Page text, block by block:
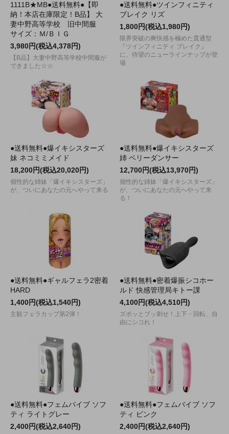
1111B★MB●送料無料●【即
納！本店在庫限定！B品】 大
妻中野高等学校 旧中間服
サイズ：Ｍ/ＢＩＧ
3,980円(税込4,378円)
【B品】大妻中野高等学校中間服が
できました☆☆
●送料無料●ツインフィニティ
ブレイク リズ
1,800円(税込1,980円)
限界突破の爽快感を極めた貫通型
『ツインフィニティ ブレイク』
に、待望のニューラインナップが登
場
●送料無料●爆イキシスターズ
妹 ネコミミメイド
18,200円(税込20,020円)
個性的な姉妹「爆イキシスターズ」
が、ついにあなたの元へやって来る
●送料無料●爆イキシスターズ
姉 ベリーダンサー
12,700円(税込13,970円)
個性的な姉妹「爆イキシスターズ」
が、ついにあなたの元へやって来
る！
●送料無料●ギャルフェラ2密着
HARD
1,400円(税込1,540円)
主観フェラカップ第2弾！
●送料無料●密着爆振シコホー
ルド 快感管理局キトー課
4,100円(税込4,510円)
ズボッとブッ刺せ！上下・回転、自
由にシコれ！
●送料無料●フェムバイブ ソフ
ティ ライトグレー
2,400円(税込2,640円)
●送料無料●フェムバイブ ソフ
ティ ピンク
2,400円(税込2,640円)